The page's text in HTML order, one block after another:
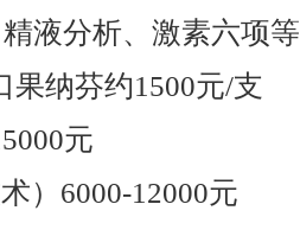
液分析、激素六项等
果纳芬约1500元/支
元
）6000-12000元